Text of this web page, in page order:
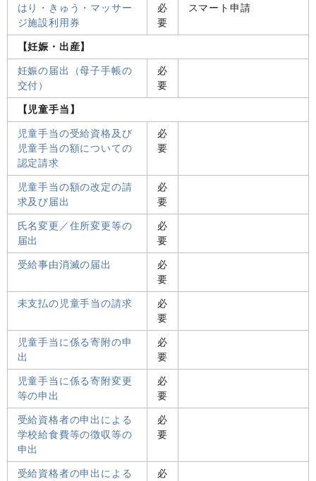
はり・きゅう・マッサー
ジ施設利用券
必
要
スマート申請
【妊娠・出産】
妊娠の届出（母子手帳の
交付）
必
要
【児童手当】
児童手当の受給資格及び
児童手当の額についての
認定請求
必
要
児童手当の額の改定の請
求及び届出
必
要
氏名変更／住所変更等の
届出
必
要
受給事由消滅の届出
必
要
未支払の児童手当の請求
必
要
児童手当に係る寄附の申
出
必
要
児童手当に係る寄附変更
等の申出
必
要
受給資格者の申出による
学校給食費等の徴収等の
申出
必
要
受給資格者の申出による
必